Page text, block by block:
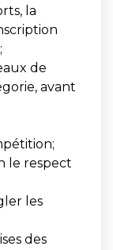
la
de
avant
le respect
les
des